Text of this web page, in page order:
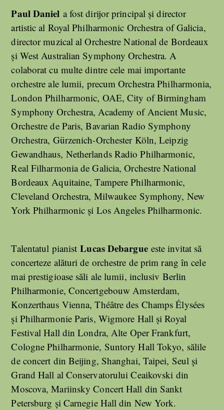
Paul Daniel a fost dirijor principal și director
artistic al Royal Philharmonic Orchestra of Galicia,
director muzical al Orchestre National de Bordeaux
și West Australian Symphony Orchestra. A
colaborat cu multe dintre cele mai importante
orchestre ale lumii, precum Orchestra Philharmonia,
London Philharmonic, OAE, City of Birmingham
Symphony Orchestra, Academy of Ancient Music,
Orchestre de Paris, Bavarian Radio Symphony
Orchestra, Gürzenich-Orchester Köln, Leipzig
Gewandhaus, Netherlands Radio Philharmonic,
Real Filharmonia de Galicia, Orchestre National
Bordeaux Aquitaine, Tampere Philharmonic,
Cleveland Orchestra, Milwaukee Symphony, New
York Philharmonic și Los Angeles Philharmonic.
Talentatul pianist Lucas Debargueeste invitat să
concerteze alături de orchestre de prim rang în cele
mai prestigioase săli ale lumii, inclusiv Berlin
Philharmonie, Concertgebouw Amsterdam,
Konzerthaus Vienna, Théâtre des Champs Élysées
și Philharmonie Paris, Wigmore Hall și Royal
Festival Hall din Londra, Alte Oper Frankfurt,
Cologne Philharmonie, Suntory Hall Tokyo, sălile
de concert din Beijing, Shanghai, Taipei, Seul și
Grand Hall al Conservatorului Ceaikovski din
Moscova, Mariinsky Concert Hall din Sankt
Petersburg și Carnegie Hall din New York.